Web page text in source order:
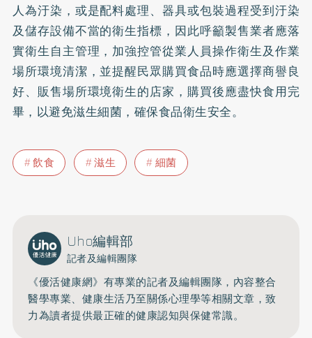
人為汙染，或是配料處理、器具或包裝過程受到汙染
及儲存設備不當的衛生指標，因此呼籲製售業者應落
實衛生自主管理，加強控管從業人員操作衛生及作業
場所環境清潔，並提醒民眾購買食品時應選擇商譽良
好、販售場所環境衛生的店家，購買後應盡快食用完
畢，以避免滋生細菌，確保食品衛生安全。
飲食 滋生 細菌
Uho編輯部
記者及編輯團隊
《優活健康網》有專業的記者及編輯團隊，內容整合
醫學專業、健康生活乃至關係心理學等相關文章，致
力為讀者提供最正確的健康認知與保健常識。